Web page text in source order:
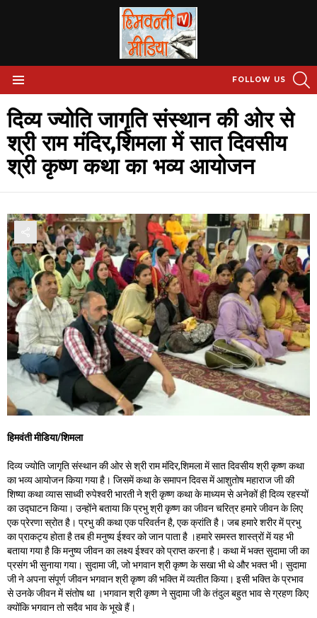
FOLLOW US
दिव्य ज्योति जागृति संस्थान की ओर से
श्री राम मंदिर,शिमला में सात दिवसीय
श्री कृष्ण कथा का भव्य आयोजन
हिमवंती मीडिया/शिमला
दिव्य ज्योति जागृति संस्थान की ओर से श्री राम मंदिर,शिमला में सात दिवसीय श्री कृष्ण कथा
का भव्य आयोजन किया गया है। जिसमें कथा के समापन दिवस में आशुतोष महाराज जी की
शिष्या कथा व्यास साध्वी रुपेश्वरी भारती ने श्री कृष्ण कथा के माध्यम से अनेकों ही दिव्य रहस्यों
का उद्घाटन किया। उन्होंने बताया कि प्रभु श्री कृष्ण का जीवन चरित्र हमारे जीवन के लिए
एक प्रेरणा स्रोत है। प्रभु की कथा एक परिवर्तन है, एक क्रांति है। जब हमारे शरीर में प्रभु
का प्राकट्य होता है तब ही मनुष्य ईश्वर को जान पाता है ।हमारे समस्त शास्त्रों में यह भी
बताया गया है कि मनुष्य जीवन का लक्ष्य ईश्वर को प्राप्त करना है। कथा में भक्त सुदामा जी का
प्रसंग भी सुनाया गया। सुदामा जी, जो भगवान श्री कृष्ण के सखा भी थे और भक्त भी। सुदामा
जी ने अपना संपूर्ण जीवन भगवान श्री कृष्ण की भक्ति में व्यतीत किया। इसी भक्ति के प्रभाव
से उनके जीवन में संतोष था ।भगवान श्री कृष्ण ने सुदामा जी के तंदुल बहुत भाव से ग्रहण किए
क्योंकि भगवान तो सदैव भाव के भूखे हैं।